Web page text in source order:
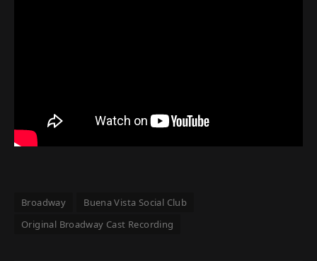
Broadway
Buena Vista Social Club
Original Broadway Cast Recording